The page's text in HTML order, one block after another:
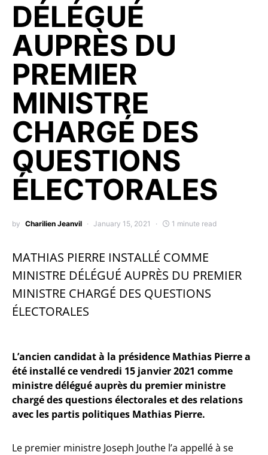
DÉLÉGUÉ
AUPRÈS DU
PREMIER
MINISTRE
CHARGÉ DES
QUESTIONS
ÉLECTORALES
by Charilien Jeanvil January 15, 2021 1 minute read
MATHIAS PIERRE INSTALLÉ COMME
MINISTRE DÉLÉGUÉ AUPRÈS DU PREMIER
MINISTRE CHARGÉ DES QUESTIONS
ÉLECTORALES
L’ancien candidat à la présidence Mathias Pierre a
été installé ce vendredi 15 janvier 2021 comme
ministre délégué auprès du premier ministre
chargé des questions électorales et des relations
avec les partis politiques Mathias Pierre.
Le premier ministre Joseph Jouthe l’a appellé à se